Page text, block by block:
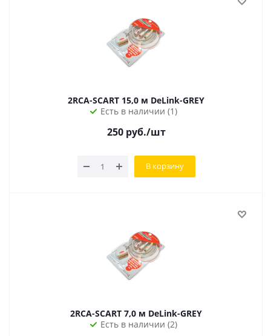
2RCA-SCART 15,0 м DeLink-GREY
Есть в наличии (1)
250руб./шт
В корзину
2RCA-SCART 7,0 м DeLink-GREY
Есть в наличии (2)